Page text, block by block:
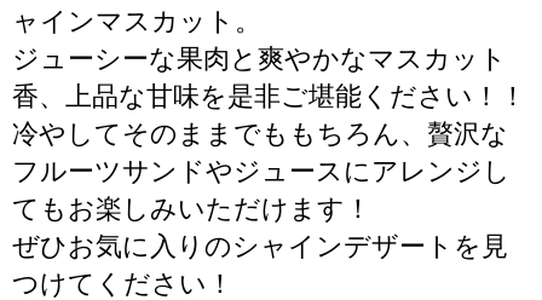
ャインマスカット。
ジューシーな果肉と爽やかなマスカット
香、上品な甘味を是非ご堪能ください！！
冷やしてそのままでももちろん、贅沢な
フルーツサンドやジュースにアレンジし
てもお楽しみいただけます！
ぜひお気に入りのシャインデザートを見
つけてください！